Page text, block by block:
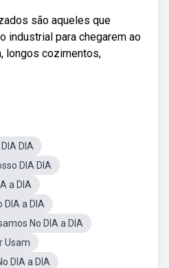
são aqueles que
industrial para chegarem ao
longos cozimentos,
DIA
DIA DIA
a DIA
DIA a DIA
No DIA a DIA
Usam
DIA a DIA